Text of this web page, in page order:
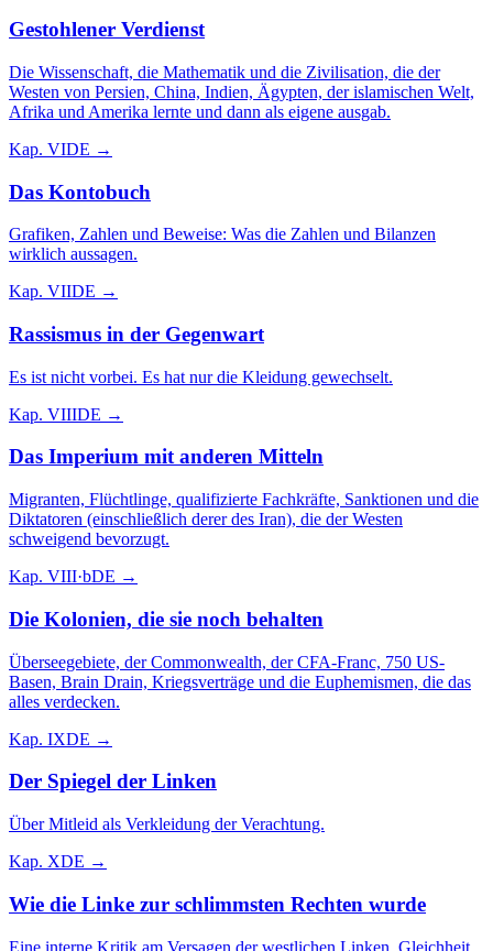
Gestohlener Verdienst
Die Wissenschaft, die Mathematik und die Zivilisation, die der
Westen von Persien, China, Indien, Ägypten, der islamischen Welt,
Afrika und Amerika lernte und dann als eigene ausgab.
Kap. VIDE →
Das Kontobuch
Grafiken, Zahlen und Beweise: Was die Zahlen und Bilanzen
wirklich aussagen.
Kap. VIIDE →
Rassismus in der Gegenwart
Es ist nicht vorbei. Es hat nur die Kleidung gewechselt.
Kap. VIIIDE →
Das Imperium mit anderen Mitteln
Migranten, Flüchtlinge, qualifizierte Fachkräfte, Sanktionen und die
Diktatoren (einschließlich derer des Iran), die der Westen
schweigend bevorzugt.
Kap. VIII·bDE →
Die Kolonien, die sie noch behalten
Überseegebiete, der Commonwealth, der CFA-Franc, 750 US-
Basen, Brain Drain, Kriegsverträge und die Euphemismen, die das
alles verdecken.
Kap. IXDE →
Der Spiegel der Linken
Über Mitleid als Verkleidung der Verachtung.
Kap. XDE →
Wie die Linke zur schlimmsten Rechten wurde
Eine interne Kritik am Versagen der westlichen Linken, Gleichheit